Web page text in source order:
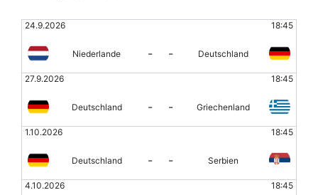
24.9.2026 18:45
Niederlande - - Deutschland
27.9.2026 18:45
Deutschland - - Griechenland
1.10.2026 18:45
Deutschland - - Serbien
4.10.2026 18:45